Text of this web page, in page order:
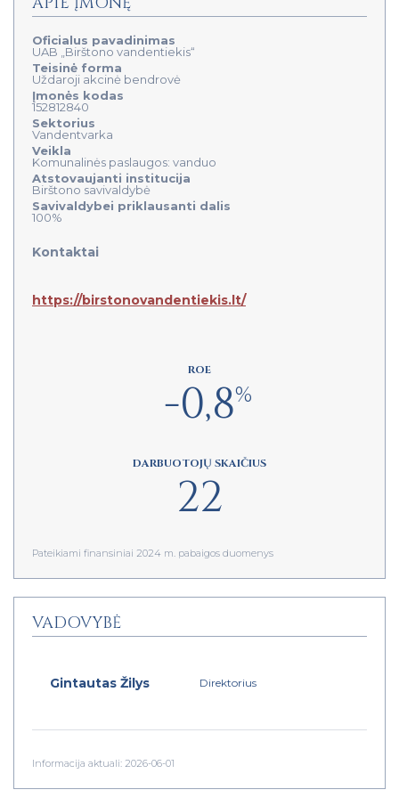
Oficialus pavadinimas
UAB „Birštono vandentiekis“
Teisinė forma
Uždaroji akcinė bendrovė
Įmonės kodas
152812840
Sektorius
Vandentvarka
Veikla
Komunalinės paslaugos: vanduo
Atstovaujanti institucija
Birštono savivaldybė
Savivaldybei priklausanti dalis
100%
Kontaktai
https://birstonovandentiekis.lt/
ROE
-0,8%
DARBUOTOJŲ SKAIČIUS
22
Pateikiami finansiniai 2024 m. pabaigos duomenys
VADOVYBĖ
Gintautas Žilys Direktorius
Informacija aktuali: 2026-06-01